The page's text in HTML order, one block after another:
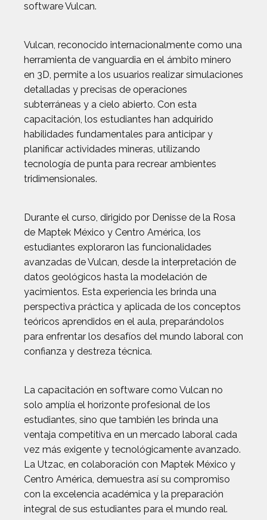
software Vulcan.
Vulcan, reconocido internacionalmente como una
herramienta de vanguardia en el ámbito minero
en 3D, permite a los usuarios realizar simulaciones
detalladas y precisas de operaciones
subterráneas y a cielo abierto. Con esta
capacitación, los estudiantes han adquirido
habilidades fundamentales para anticipar y
planificar actividades mineras, utilizando
tecnología de punta para recrear ambientes
tridimensionales.
Durante el curso, dirigido por Denisse de la Rosa
de Maptek México y Centro América, los
estudiantes exploraron las funcionalidades
avanzadas de Vulcan, desde la interpretación de
datos geológicos hasta la modelación de
yacimientos. Esta experiencia les brinda una
perspectiva práctica y aplicada de los conceptos
teóricos aprendidos en el aula, preparándolos
para enfrentar los desafíos del mundo laboral con
confianza y destreza técnica.
La capacitación en software como Vulcan no
solo amplía el horizonte profesional de los
estudiantes, sino que también les brinda una
ventaja competitiva en un mercado laboral cada
vez más exigente y tecnológicamente avanzado.
La Utzac, en colaboración con Maptek México y
Centro América, demuestra así su compromiso
con la excelencia académica y la preparación
integral de sus estudiantes para el mundo real.